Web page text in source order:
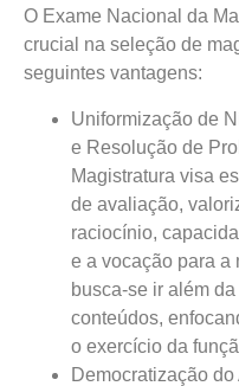
O Exame Nacional da
crucial na seleção de
seguintes vantagens:
Uniformização de
e Resolução de
Magistratura visa
de avaliação,
raciocínio,
e a vocação para a
busca-se ir além
conteúdos,
o exercício da
Democratização